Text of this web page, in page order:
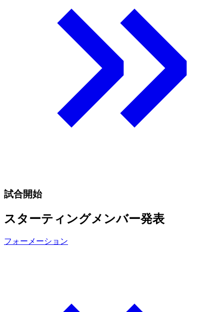
試合開始
スターティングメンバー発表
フォーメーション